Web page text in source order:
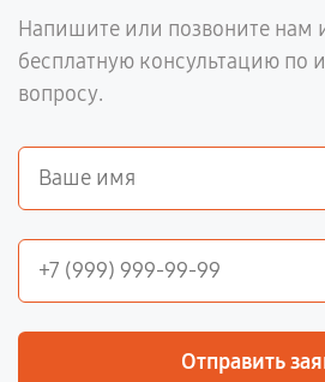
Напишите или позвоните нам
бесплатную консультацию по
вопросу.
Отправить